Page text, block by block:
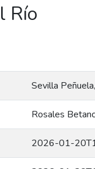
Río
Sevilla
Rosales
2026-01-